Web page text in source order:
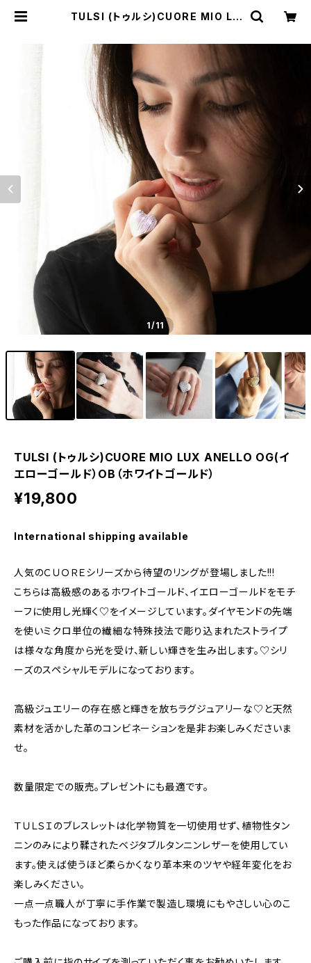
TULSI (トゥルシ)CUORE MIO LU
talian casual
1/11
TULSI (トゥルシ)CUORE MIO LUX ANELLO OG(イ
エローゴールド）OB（ホワイトゴールド）
¥19,800
International shipping available
人気のＣＵＯＲＥシリーズから待望のリングが登場しました!!!
こちらは高級感のあるホワイトゴールド、イエローゴールドをモチ
ーフに使用し光輝く♡をイメージしています。ダイヤモンドの先端
を使いミクロ単位の繊細な特殊技法で彫り込まれたストライプ
は様々な角度から光を受け、新しい輝きを生み出します。♡シリ
ーズのスペシャルモデルになっております。
高級ジュエリーの存在感と輝きを放ちラグジュアリーな♡と天然
素材を活かした革のコンビネーションを是非お楽しみくださいま
せ。
数量限定での販売。プレゼントにも最適です。
ＴＵＬＳＩのブレスレットは化学物質を一切使用せず、植物性タン
ニンのみにより鞣されたベジタブルタンニンレザーを使用してい
ます。使えば使うほど柔らかくなり革本来のツヤや経年変化をお
楽しみください。
一点一点職人が丁寧に手作業で製造し環境にもやさしい心のこ
もった作品になっております。